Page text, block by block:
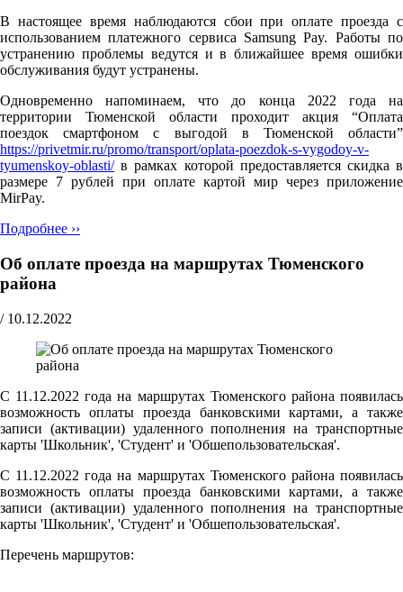
В настоящее время наблюдаются сбои при оплате проезда с
использованием платежного сервиса Samsung Pay. Работы по
устранению проблемы ведутся и в ближайшее время ошибки
обслуживания будут устранены.
Одновременно напоминаем, что до конца 2022 года на
территории Тюменской области проходит акция “Оплата
поездок смартфоном с выгодой в Тюменской области”
https://privetmir.ru/promo/transport/oplata-poezdok-s-vygodoy-v-
tyumenskoy-oblasti/в рамках которой предоставляется скидка в
размере 7 рублей при оплате картой мир через приложение
MirPay.
Подробнее ››
Об оплате проезда на маршрутах Тюменского
района
/ 10.12.2022
С 11.12.2022 года на маршрутах Тюменского района появилась
возможность оплаты проезда банковскими картами, а также
записи (активации) удаленного пополнения на транспортные
карты 'Школьник', 'Студент' и 'Обшепользовательская'.
С 11.12.2022 года на маршрутах Тюменского района появилась
возможность оплаты проезда банковскими картами, а также
записи (активации) удаленного пополнения на транспортные
карты 'Школьник', 'Студент' и 'Обшепользовательская'.
Перечень маршрутов: